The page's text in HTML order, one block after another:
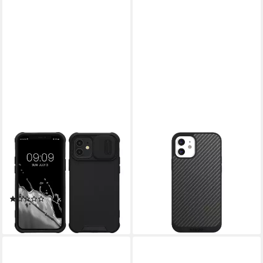
KWMOBILE
Handyhülle Handyhülle für
Apple iPhone 12, Hardcase
mit Kameraschutz - Bumper in
Schwarz
(1)
10,99 €
lieferbar - in 2-3 Werktagen bei dir
NIVOCASE
Handyhülle Metallic Look
Muster Carbon Carbon, Apple
iPhone 12 Handyhülle Hülle
NIVOpure Case Schwarz
lieferbar - in 5-6 Werktagen bei dir